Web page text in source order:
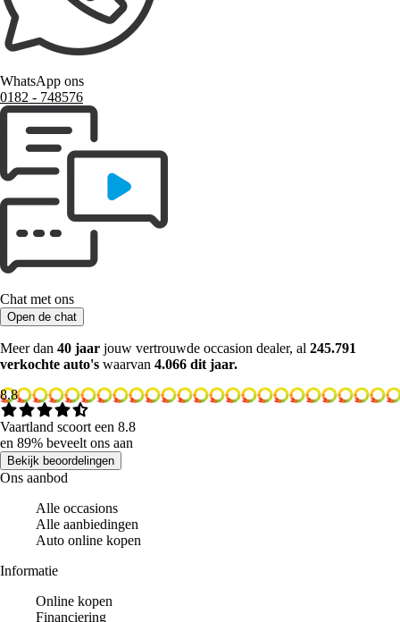
WhatsApp ons
0182 ‑ 748576
Chat met ons
Open de chat
Meer dan 40 jaar jouw vertrouwde occasion dealer, al 245.791
verkochte auto's waarvan 4.066 dit jaar.
8.8
Vaartland scoort een 8.8
en 89% beveelt ons aan
Bekijk beoordelingen
Ons aanbod
Alle occasions
Alle aanbiedingen
Auto online kopen
Informatie
Online kopen
Financiering